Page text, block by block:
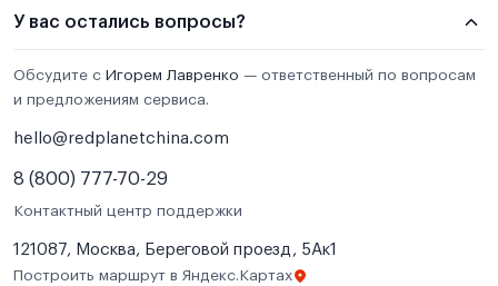
У вас остались вопросы?
Обсудите с Игорем Лавренко — ответственный по вопросам
и предложениям сервиса.
hello@redplanetchina.com
8 (800) 777-70-29
Контактный центр поддержки
121087, Москва, Береговой проезд, 5Ак1
Построить маршрут в Яндекс.Картах